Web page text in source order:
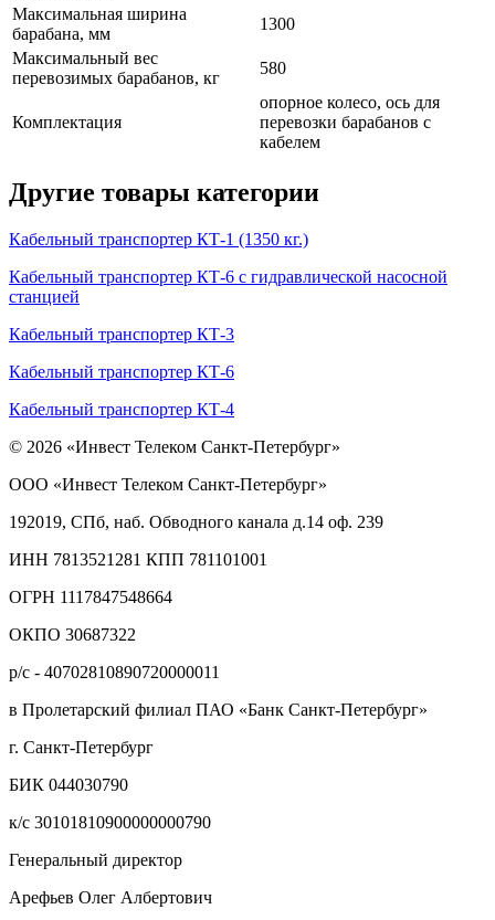
Максимальная ширина
барабана, мм
1300
Максимальный вес
перевозимых барабанов, кг
580
Комплектация
опорное колесо, ось для
перевозки барабанов с
кабелем
Другие товары категории
Кабельный транспортер КТ-1 (1350 кг.)
Кабельный транспортер КТ-6 с гидравлической насосной
станцией
Кабельный транспортер КТ-3
Кабельный транспортер КТ-6
Кабельный транспортер КТ-4
© 2026 «Инвест Телеком Санкт-Петербург»
ООО «Инвест Телеком Санкт-Петербург»
192019, СПб, наб. Обводного канала д.14 оф. 239
ИНН 7813521281 КПП 781101001
ОГРН 1117847548664
ОКПО 30687322
р/с - 40702810890720000011
в Пролетарский филиал ПАО «Банк Санкт-Петербург»
г. Санкт-Петербург
БИК 044030790
к/с 30101810900000000790
Генеральный директор
Арефьев Олег Албертович